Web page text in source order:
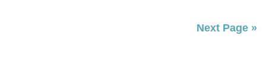
Next Page »